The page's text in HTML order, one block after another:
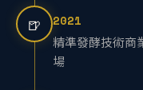
🍺
2021
精準發酵技術商
場